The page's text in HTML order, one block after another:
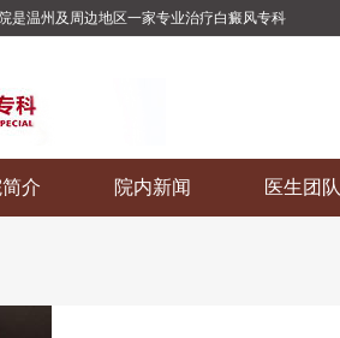
是温州及周边地区一家专业治疗白癜风专科
介 院内新闻 医生团队